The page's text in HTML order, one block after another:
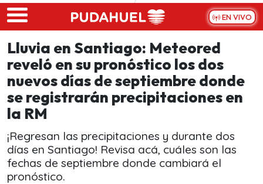
Skip to main content
EN VIVO
Lluvia en Santiago: Meteored
reveló en su pronóstico los dos
nuevos días de septiembre donde
se registrarán precipitaciones en
la RM
¡Regresan las precipitaciones y durante dos
días en Santiago! Revisa acá, cuáles son las
fechas de septiembre donde cambiará el
pronóstico.